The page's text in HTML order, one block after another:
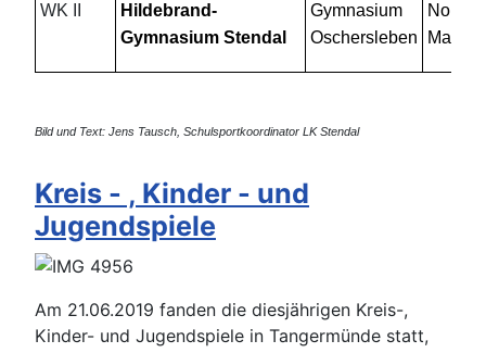
WK II
Hildebrand-
Gymnasium Stendal
Gymnasium
Oschersleben
Bild und Text: Jens Tausch, Schulsportkoordinator LK Stendal
Kreis - , Kinder - und
Jugendspiele
Am 21.06.2019 fanden die diesjährigen Kreis-,
Kinder- und Jugendspiele in Tangermünde statt,